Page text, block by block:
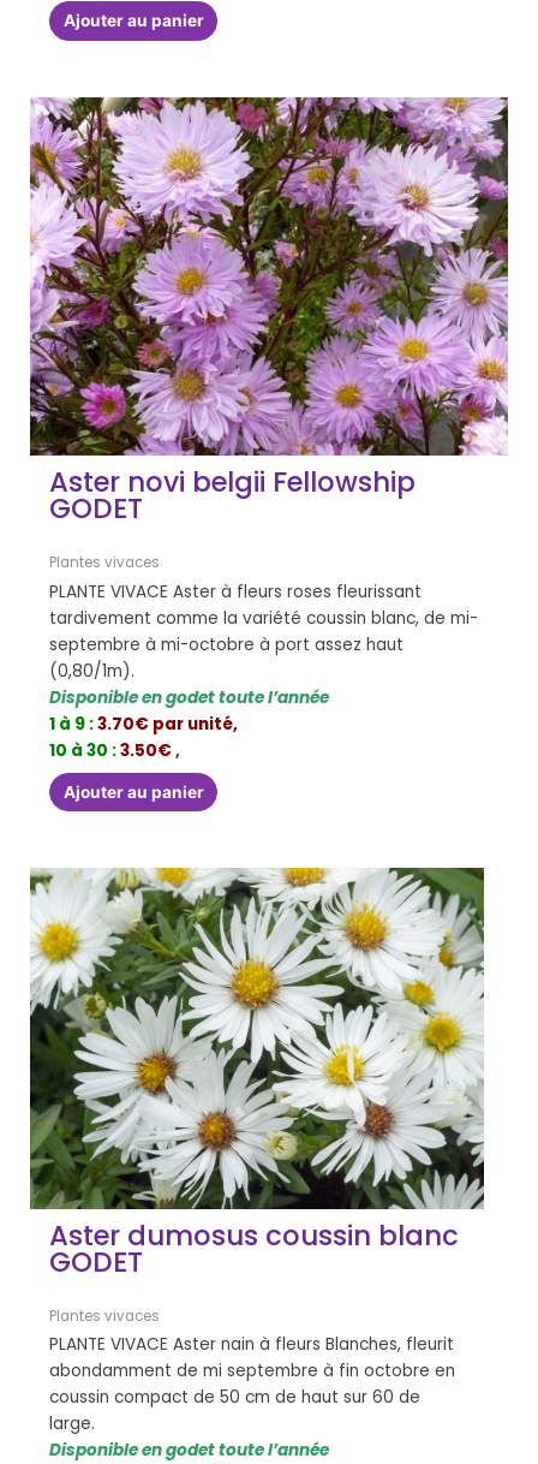
Ajouter au panier
Aster novi belgii Fellowship
GODET
Plantes vivaces
PLANTE VIVACE Aster à fleurs roses fleurissant
tardivement comme la variété coussin blanc, de mi-
septembre à mi-octobre à port assez haut
(0,80/1m).
Disponible en godet toute l’année
1 à 9 :3.70€ par unité,
10 à 30 :3.50€,
Ajouter au panier
Aster dumosus coussin blanc
GODET
Plantes vivaces
PLANTE VIVACE Aster nain à fleurs Blanches, fleurit
abondamment de mi septembre à fin octobre en
coussin compact de 50 cm de haut sur 60 de
large.
Disponible en godet toute l’année